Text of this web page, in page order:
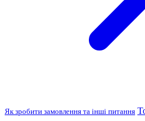
Як зробити замовлення та інші питання